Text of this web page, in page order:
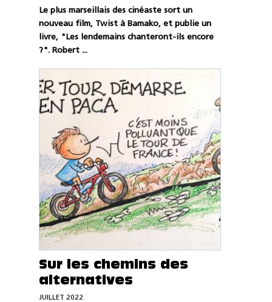
Le plus marseillais des cinéaste sort un
nouveau film, Twist à Bamako, et publie un
livre, "Les lendemains chanteront-ils encore
?". Robert ...
Sur les chemins des
alternatives
JUILLET 2022